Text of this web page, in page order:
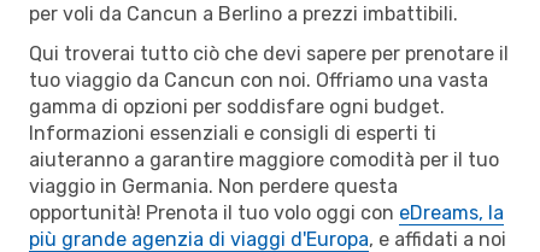
per voli da Cancun a Berlino a prezzi imbattibili.
Qui troverai tutto ciò che devi sapere per prenotare il
tuo viaggio da Cancun con noi. Offriamo una vasta
gamma di opzioni per soddisfare ogni budget.
Informazioni essenziali e consigli di esperti ti
aiuteranno a garantire maggiore comodità per il tuo
viaggio in Germania. Non perdere questa
opportunità! Prenota il tuo volo oggi con eDreams, la
più grande agenzia di viaggi d'Europa, e affidati a noi